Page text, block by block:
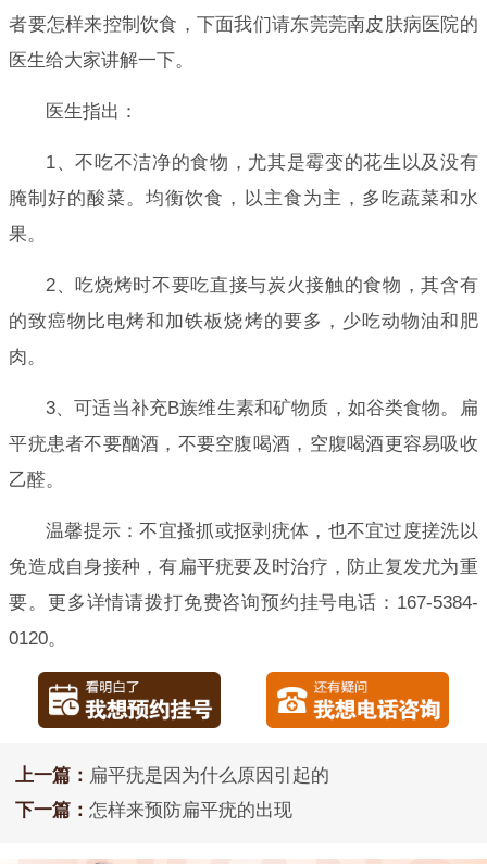
者要怎样来控制饮食，下面我们请东莞莞南皮肤病医院的
医生给大家讲解一下。
医生指出：
1、不吃不洁净的食物，尤其是霉变的花生以及没有
腌制好的酸菜。均衡饮食，以主食为主，多吃蔬菜和水
果。
2、吃烧烤时不要吃直接与炭火接触的食物，其含有
的致癌物比电烤和加铁板烧烤的要多，少吃动物油和肥
肉。
3、可适当补充B族维生素和矿物质，如谷类食物。扁
平疣患者不要酗酒，不要空腹喝酒，空腹喝酒更容易吸收
乙醛。
温馨提示：不宜搔抓或抠剥疣体，也不宜过度搓洗以
免造成自身接种，有扁平疣要及时治疗，防止复发尤为重
要。更多详情请拨打免费咨询预约挂号电话：167-5384-
0120。
上一篇： 扁平疣是因为什么原因引起的
下一篇： 怎样来预防扁平疣的出现